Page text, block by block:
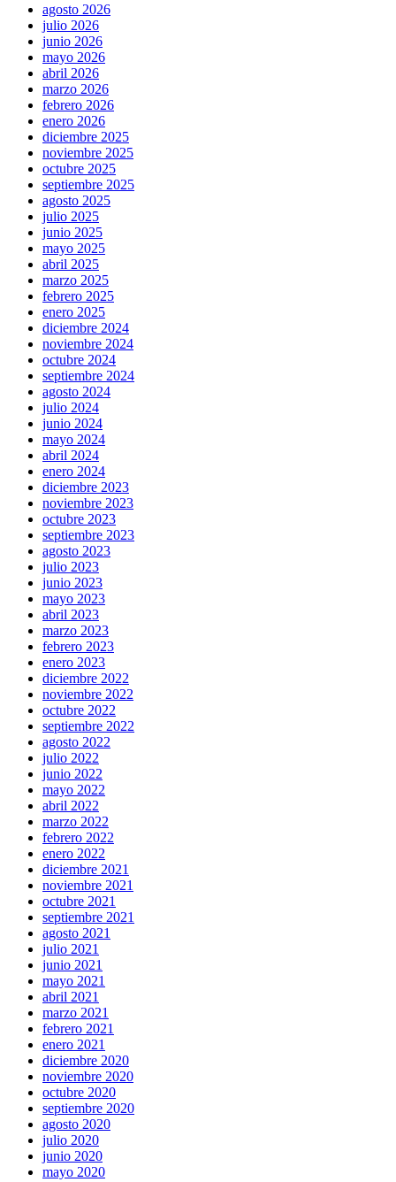
agosto 2026
julio 2026
junio 2026
mayo 2026
abril 2026
marzo 2026
febrero 2026
enero 2026
diciembre 2025
noviembre 2025
octubre 2025
septiembre 2025
agosto 2025
julio 2025
junio 2025
mayo 2025
abril 2025
marzo 2025
febrero 2025
enero 2025
diciembre 2024
noviembre 2024
octubre 2024
septiembre 2024
agosto 2024
julio 2024
junio 2024
mayo 2024
abril 2024
enero 2024
diciembre 2023
noviembre 2023
octubre 2023
septiembre 2023
agosto 2023
julio 2023
junio 2023
mayo 2023
abril 2023
marzo 2023
febrero 2023
enero 2023
diciembre 2022
noviembre 2022
octubre 2022
septiembre 2022
agosto 2022
julio 2022
junio 2022
mayo 2022
abril 2022
marzo 2022
febrero 2022
enero 2022
diciembre 2021
noviembre 2021
octubre 2021
septiembre 2021
agosto 2021
julio 2021
junio 2021
mayo 2021
abril 2021
marzo 2021
febrero 2021
enero 2021
diciembre 2020
noviembre 2020
octubre 2020
septiembre 2020
agosto 2020
julio 2020
junio 2020
mayo 2020